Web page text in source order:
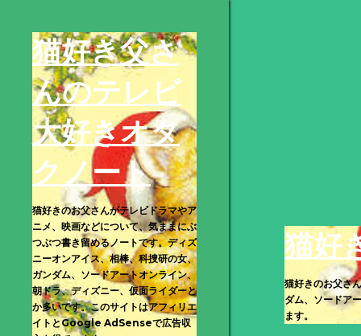
猫好
猫好きのお父さ
ダム、ソードア
ます。
猫好き父さ
んのテレビ
大好きオタ
クノート
猫好きのお父さんがテレビドラマやア
ニメ、映画などについて、気ままにぶ
つぶつ書き留めるノートです。ディズ
ニーオンアイス、相棒、科捜研の女、
ガンダム、ソードアートオンライン、
朝ドラ、ディズニー、仮面ライダーと
か多いです。このサイトはアフィリエ
イトとGoogle AdSenseで広告収